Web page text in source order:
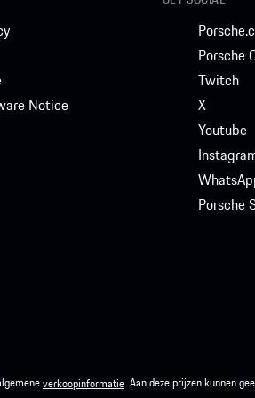
Notice
Porsche
Twitch
X
Youtube
Porsche
verkoopinformatie. Aan deze prijzen kunnen